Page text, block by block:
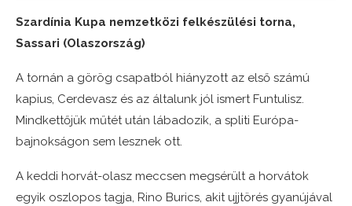
Szardínia Kupa nemzetközi felkészülési torna,
Sassari (Olaszország)
A tornán a görög csapatból hiányzott az első számú
kapius, Cerdevasz és az általunk jól ismert Funtulisz.
Mindkettőjük műtét után lábadozik, a spliti Európa-
bajnokságon sem lesznek ott.
A keddi horvát-olasz meccsen megsérült a horvátok
egyik oszlopos tagja, Rino Burics, akit ujjtörés gyanújával